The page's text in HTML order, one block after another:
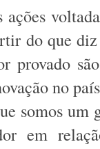
do que
provado
no
somos
em